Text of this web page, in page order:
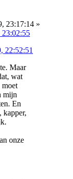
23:17:14 »
23:02:55
22:52:51
Maar
wat
moet
mijn
En
kapper,
onze